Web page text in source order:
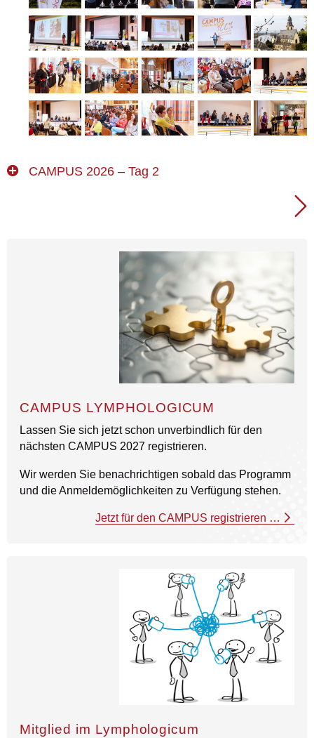
CAMPUS 2026 – Tag 2
CAMPUS LYMPHOLOGICUM
Lassen Sie sich jetzt schon unverbindlich für den
nächsten CAMPUS 2027 registrieren.
Wir werden Sie benachrichtigen sobald das Programm
und die Anmeldemöglichkeiten zu Verfügung stehen.
Jetzt für den CAMPUS registrieren …
Mitglied im Lymphologicum